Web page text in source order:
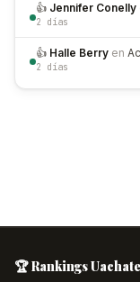
👍 Jennifer Conelly
2 días
👍 Halle Berry en
2 días
🏆 Rankings